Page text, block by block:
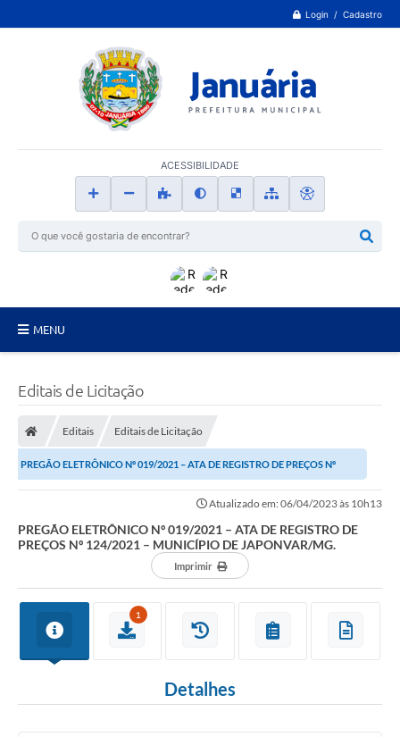
Login / Cadastro
ACESSIBILIDADE
MENU
Secretarias
Transparência Pública
Editais de Licitação
Editais Editais de Licitação
PREGÃO ELETRÔNICO Nº 019/2021 – ATA DE REGISTRO DE PREÇOS Nº
124/2021 – MUNICÍPIO DE JAPONVAR/MG.
Atualizado em: 06/04/2023 às 10h13
PREGÃO ELETRÔNICO Nº 019/2021 – ATA DE REGISTRO DE
PREÇOS Nº 124/2021 – MUNICÍPIO DE JAPONVAR/MG.
Imprimir
1
Detalhes